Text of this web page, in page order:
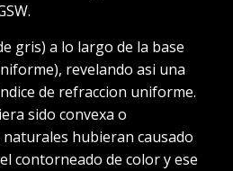
gris) a lo largo de la base
revelando asi una
de refraccion uniforme.
sido convexa o
hubieran causado
contorneado de color y ese